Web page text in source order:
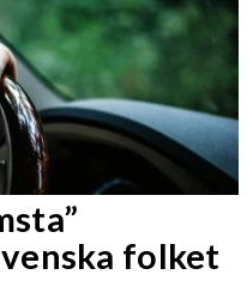
folket